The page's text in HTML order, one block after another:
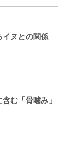
イヌとの関係
む「骨噛み」